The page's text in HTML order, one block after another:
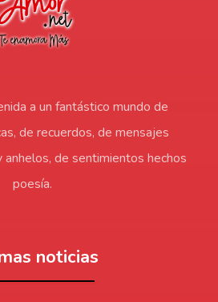
a un fantástico mundo de
de recuerdos, de mensajes
de sentimientos hechos
poesía.
noticias